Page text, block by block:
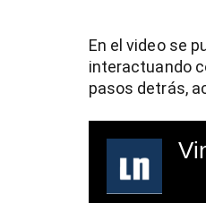
En el video se
interactuando
pasos detrás,